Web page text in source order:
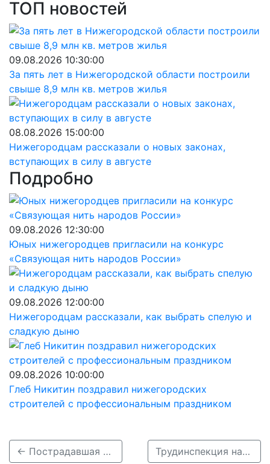
ТОП новостей
09.08.2026 10:30:00
За пять лет в Нижегородской области построили
свыше 8,9 млн кв. метров жилья
08.08.2026 15:00:00
Нижегородцам рассказали о новых законах,
вступающих в силу в августе
Подробно
09.08.2026 12:30:00
Юных нижегородцев пригласили на конкурс
«Связующая нить народов России»
09.08.2026 12:00:00
Нижегородцам рассказали, как выбрать спелую и
сладкую дыню
09.08.2026 10:00:00
Глеб Никитин поздравил нижегородских
строителей с профессиональным праздником
← Пострадавшая в ДТП беременная нижегородка получила ушиб грудной клетки Трудинспекция начала проверку из-за ДТП с «Газелью» в Нижнем Новгороде →